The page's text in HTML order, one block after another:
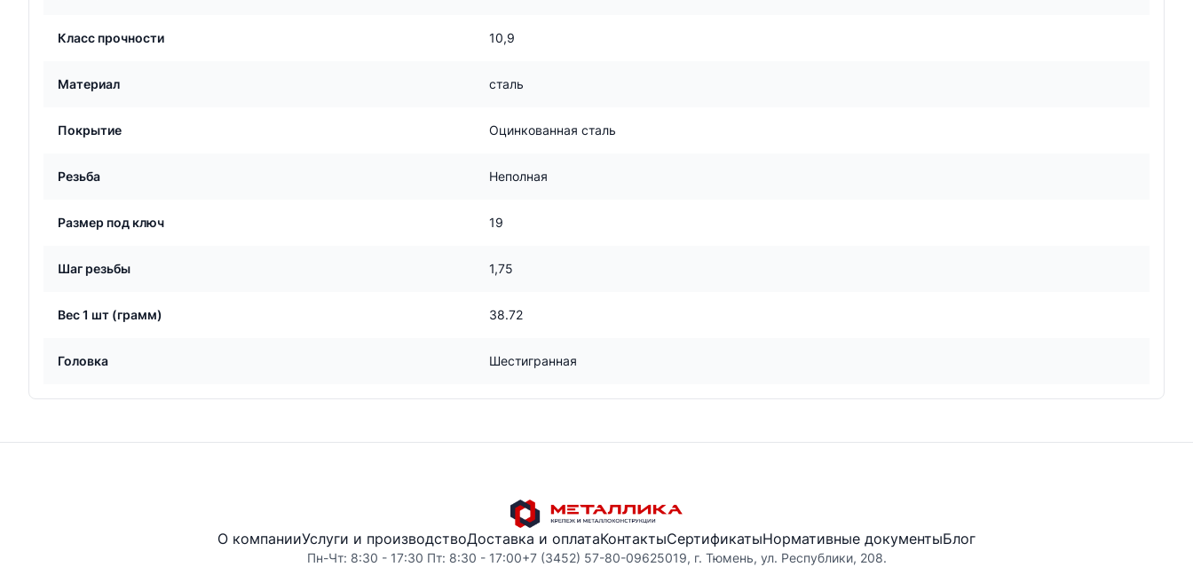
Класс прочности 10,9
Материал сталь
Покрытие Оцинкованная сталь
Резьба Неполная
Размер под ключ 19
Шаг резьбы 1,75
Вес 1 шт (грамм) 38.72
Головка Шестигранная
О компанииУслуги и производствоДоставка и оплатаКонтактыСертификатыНормативные документыБлог
Пн-Чт: 8:30 - 17:30 Пт: 8:30 - 17:00+7 (3452) 57-80-09625019, г. Тюмень, ул. Республики, 208.